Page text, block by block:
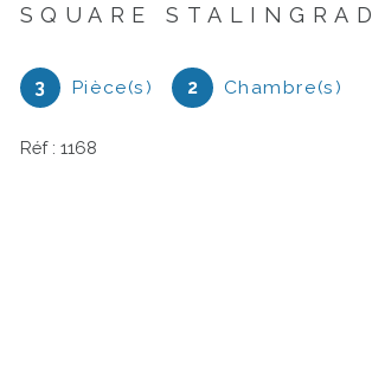
SQUARE STALINGRAD
3 Pièce(s) 2 Chambre(s)
Réf : 1168